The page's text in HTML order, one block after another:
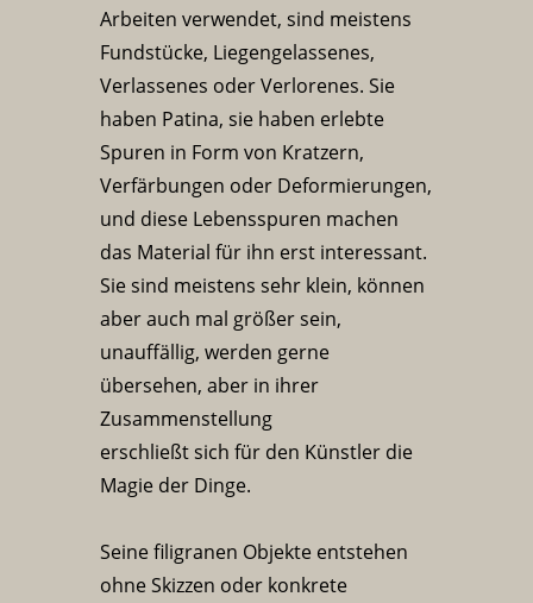
Arbeiten verwendet, sind meistens
Fundstücke, Liegengelassenes,
Verlassenes oder Verlorenes. Sie
haben Patina, sie haben erlebte
Spuren in Form von Kratzern,
Verfärbungen oder Deformierungen,
und diese Lebensspuren machen
das Material für ihn erst interessant.
Sie sind meistens sehr klein, können
aber auch mal größer sein,
unauffällig, werden gerne
übersehen, aber in ihrer
Zusammenstellung
erschließt sich für den Künstler die
Magie der Dinge.
Seine filigranen Objekte entstehen
ohne Skizzen oder konkrete